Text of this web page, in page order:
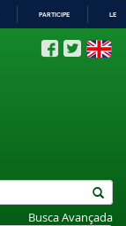
PARTICIPE
Busca Avançada